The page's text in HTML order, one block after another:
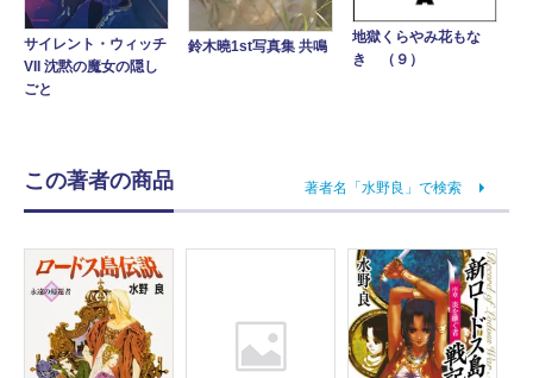
サイレント・ウィッチ
VII 沈黙の魔女の隠し
ごと
鈴木曉1st写真集 共鳴
地獄くらやみ花もな
き （９）
この著者の商品 著者名「水野良」で検索